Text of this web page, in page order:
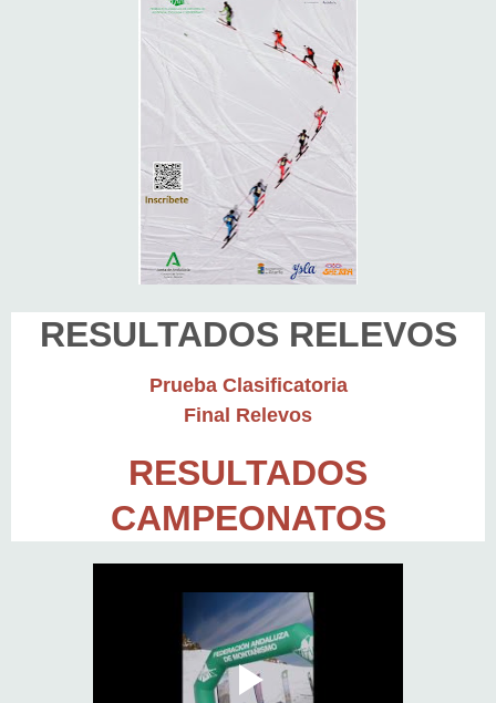
RESULTADOS RELEVOS
Prueba Clasificatoria
Final Relevos
RESULTADOS
CAMPEONATOS